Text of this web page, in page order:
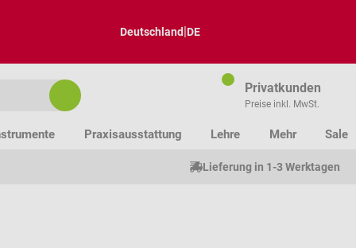
Deutschland|DE
Privatkunden
Preise inkl. MwSt.
Praxisausstattung Lehre Mehr Sale
Lieferung in 1-3 Werktagen